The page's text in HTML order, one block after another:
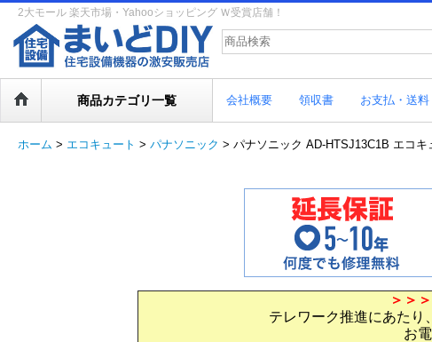
2大モール 楽天市場・Yahooショッピング Ｗ受賞店舗！
商品カテゴリ一覧 会社概要 領収書 お支払・送料
ホーム > エコキュート > パナソニック > パナソニック AD-HTSJ13C1B エコ
＞＞
テレワーク推進にあたり
お